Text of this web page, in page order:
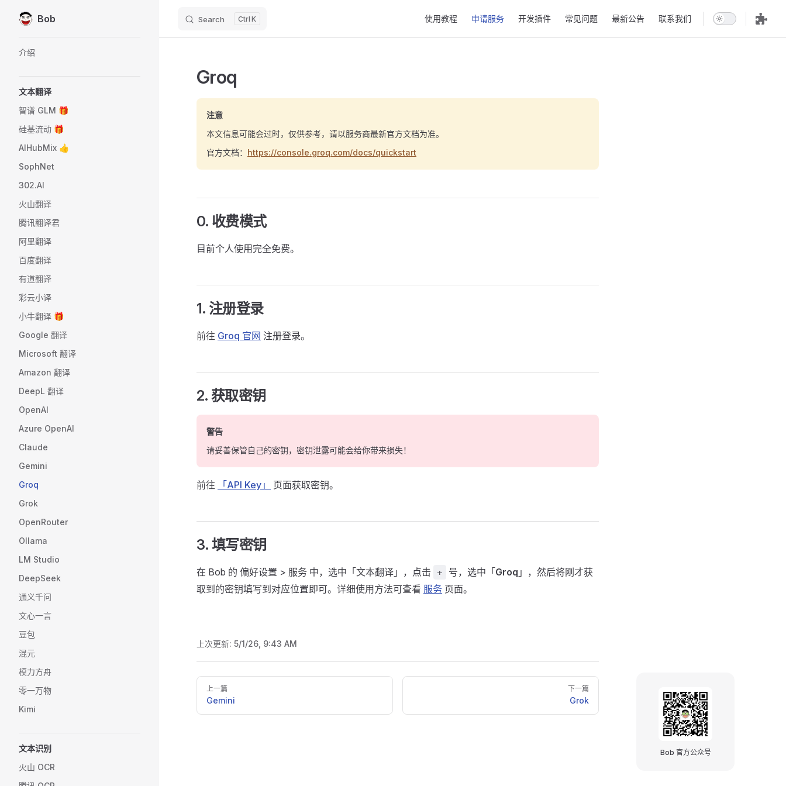
Skip to content
Bob Search K 使用教程 申请服务 开发插件 常见问题 最新公告 联系我们
介绍
文本翻译
智谱 GLM 🎁
硅基流动 🎁
AIHubMix 👍
SophNet
302.AI
火山翻译
腾讯翻译君
阿里翻译
百度翻译
有道翻译
彩云小译
小牛翻译 🎁
Google 翻译
Microsoft 翻译
Amazon 翻译
DeepL 翻译
OpenAI
Azure OpenAI
Claude
Gemini
Groq
Grok
OpenRouter
Ollama
LM Studio
DeepSeek
通义千问
文心一言
豆包
混元
模力方舟
零一万物
Kimi
文本识别
火山 OCR
Bob 官方公众号
Groq
注意
本文信息可能会过时，仅供参考，请以服务商最新官方文档为准。
官方文档： https://console.groq.com/docs/quickstart
0. 收费模式
目前个人使用完全免费。
1. 注册登录
前往 Groq 官网 注册登录。
2. 获取密钥
警告
请妥善保管自己的密钥，密钥泄露可能会给你带来损失！
前往 「API Key」 页面获取密钥。
3. 填写密钥
在 Bob 的 偏好设置 > 服务 中，选中「文本翻译」，点击 + 号，选中「 Groq 」，然后将刚才获
取到的密钥填写到对应位置即可。详细使用方法可查看 服务 页面。
上次更新: 5/1/26, 9:43 AM
Pager
上一篇
Gemini
下一篇
Grok